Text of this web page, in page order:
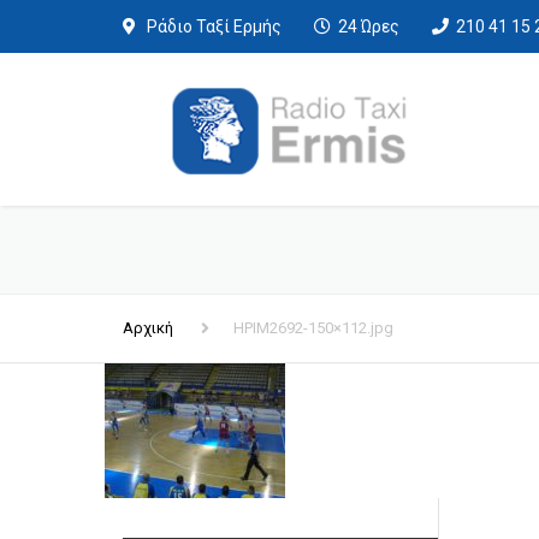
Ράδιο Ταξί Ερμής 24 Ώρες 210 41 15
Αρχική HPIM2692-150×112.jpg